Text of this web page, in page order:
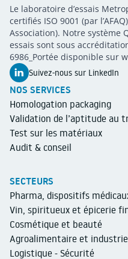
METROPACK Packaging
Metropack
Le laboratoire d’essais
certifiés ISO 9001 (par
Association). Notre système
essais sont sous
6986_Portée disponible sur
Suivez-nous sur LinkedIn
NOS SERVICES
Homologation packaging
Validation de l’aptitude au
Test sur les matériaux
Audit & conseil
SECTEURS
Pharma, dispositifs
Vin, spiritueux et épicerie
Cosmétique et beauté
Agroalimentaire et industrie
Logistique - Sécurité